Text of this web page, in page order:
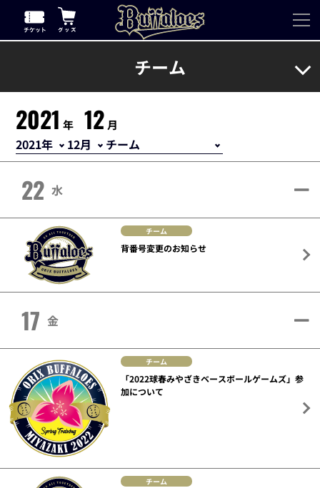
チーム
2021 年 12 月
22 水
チーム
背番号変更のお知らせ
17 金
チーム
「2022球春みやざきベースボールゲームズ」参
加について
チーム